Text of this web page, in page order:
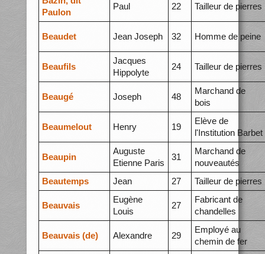
Paulon
Paul 22 Tailleur de pierres
Beaudet Jean Joseph 32 Homme de peine
Beaufils
Jacques
Hippolyte
24 Tailleur de pierres
Beaugé Joseph 48
Marchand de
bois
Beaumelout Henry 19
Elève de
l'Institution Barbet
Beaupin
Auguste
Etienne Paris
31
Marchand de
nouveautés
Beautemps
Jean 27 Tailleur de pierres
Beauvais
Eugène
Louis
27
Fabricant de
chandelles
Beauvais (de) Alexandre 29
Employé au
chemin de fer